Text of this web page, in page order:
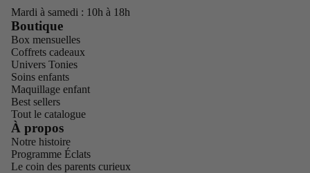
Mardi à samedi : 10h à 18h
Boutique
Box mensuelles
Coffrets cadeaux
Univers Tonies
Soins enfants
Maquillage enfant
Best sellers
Tout le catalogue
À propos
Notre histoire
Programme Éclats
Le coin des parents curieux